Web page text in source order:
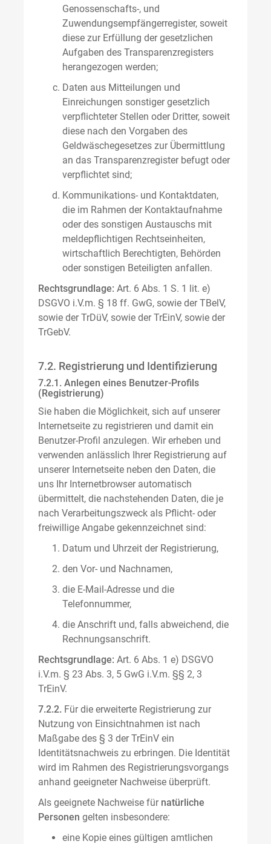
Genossenschafts-, und
Zuwendungsempfängerregister, soweit
diese zur Erfüllung der gesetzlichen
Aufgaben des Transparenzregisters
herangezogen werden;
Daten aus Mitteilungen und
Einreichungen sonstiger gesetzlich
verpflichteter Stellen oder Dritter, soweit
diese nach den Vorgaben des
Geldwäschegesetzes zur Übermittlung
an das Transparenzregister befugt oder
verpflichtet sind;
Kommunikations- und Kontaktdaten,
die im Rahmen der Kontaktaufnahme
oder des sonstigen Austauschs mit
meldepflichtigen Rechtseinheiten,
wirtschaftlich Berechtigten, Behörden
oder sonstigen Beteiligten anfallen.
Rechtsgrundlage: Art. 6 Abs. 1 S. 1 lit. e)
DSGVO i.V.m. § 18 ff. GwG, sowie der TBelV,
sowie der TrDüV, sowie der TrEinV, sowie der
TrGebV.
7.2. Registrierung und Identifizierung
7.2.1. Anlegen eines Benutzer-Profils
(Registrierung)
Sie haben die Möglichkeit, sich auf unserer
Internetseite zu registrieren und damit ein
Benutzer-Profil anzulegen. Wir erheben und
verwenden anlässlich Ihrer Registrierung auf
unserer Internetseite neben den Daten, die
uns Ihr Internetbrowser automatisch
übermittelt, die nachstehenden Daten, die je
nach Verarbeitungszweck als Pflicht- oder
freiwillige Angabe gekennzeichnet sind:
Datum und Uhrzeit der Registrierung,
den Vor- und Nachnamen,
die E-Mail-Adresse und die
Telefonnummer,
die Anschrift und, falls abweichend, die
Rechnungsanschrift.
Rechtsgrundlage: Art. 6 Abs. 1 e) DSGVO
i.V.m. § 23 Abs. 3, 5 GwG i.V.m. §§ 2, 3
TrEinV.
7.2.2. Für die erweiterte Registrierung zur
Nutzung von Einsichtnahmen ist nach
Maßgabe des § 3 der TrEinV ein
Identitätsnachweis zu erbringen. Die Identität
wird im Rahmen des Registrierungsvorgangs
anhand geeigneter Nachweise überprüft.
Als geeignete Nachweise für natürliche
Personen gelten insbesondere:
eine Kopie eines gültigen amtlichen